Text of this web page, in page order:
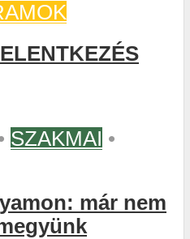
SZAKMAI •
már nem